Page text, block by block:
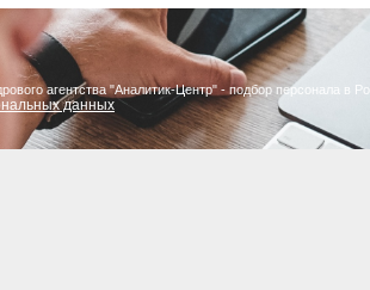
агентства "Аналитик-Центр" - подбор персонала в
данных